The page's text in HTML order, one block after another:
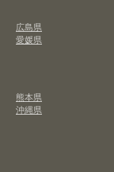
広島県
愛媛県
熊本県
沖縄県